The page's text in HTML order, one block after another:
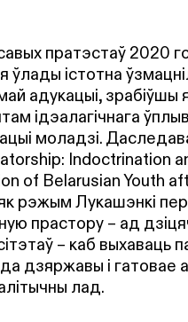
пратэстаў 2020
ўлады істотна
адукацыі, зрабіўшы
ідэалагічнага
моладзі.
Indoctrination
of Belarusian Youth
як рэжым Лукашэнкі
прастору – ад
– каб выхаваць
дзяржавы і гатовае
лад.